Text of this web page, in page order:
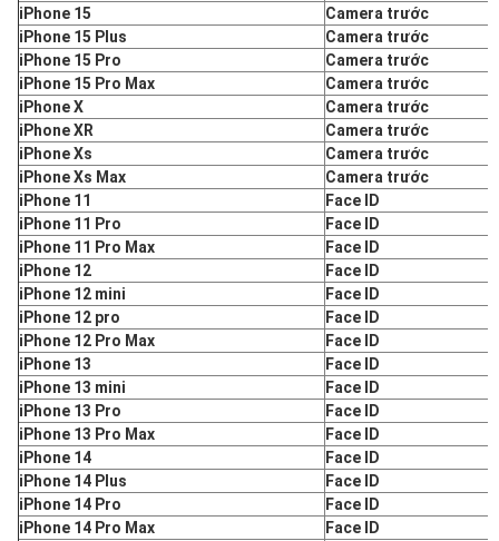
iPhone 15
Camera trước
iPhone 15 Plus
Camera trước
iPhone 15 Pro
Camera trước
iPhone 15 Pro Max
Camera trước
iPhone X
Camera trước
iPhone XR
Camera trước
iPhone Xs
Camera trước
iPhone Xs Max
Camera trước
iPhone 11
Face ID
iPhone 11 Pro
Face ID
iPhone 11 Pro Max
Face ID
iPhone 12
Face ID
iPhone 12 mini
Face ID
iPhone 12 pro
Face ID
iPhone 12 Pro Max
Face ID
iPhone 13
Face ID
iPhone 13 mini
Face ID
iPhone 13 Pro
Face ID
iPhone 13 Pro Max
Face ID
iPhone 14
Face ID
iPhone 14 Plus
Face ID
iPhone 14 Pro
Face ID
iPhone 14 Pro Max
Face ID